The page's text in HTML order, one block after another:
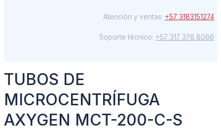
Atención y ventas: +57 3183151274
Soporte técnico: +57 317 376 8066
TUBOS DE
MICROCENTRÍFUGA
AXYGEN MCT-200-C-S